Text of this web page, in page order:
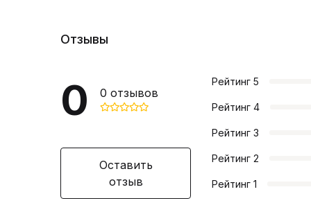
Отзывы
0 0 отзывов
Оставить
отзыв
Рейтинг5
Рейтинг4
Рейтинг3
Рейтинг2
Рейтинг1